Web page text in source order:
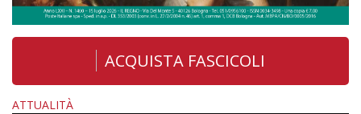
ACQUISTA FASCICOLI
ATTUALITÀ